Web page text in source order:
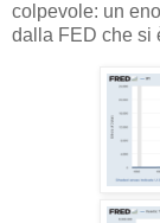
colpevole: un
dalla FED che si